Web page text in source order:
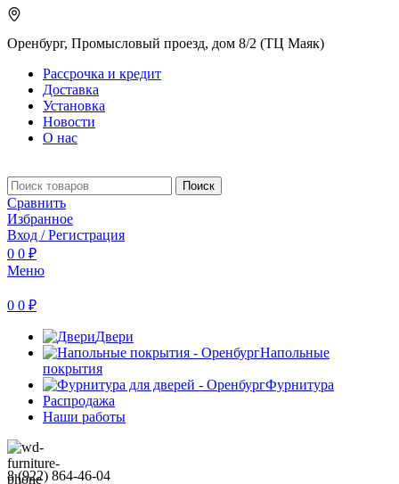
Оренбург, Промысловый проезд, дом 8/2 (ТЦ Маяк)
Рассрочка и кредит
Доставка
Установка
Новости
О нас
Поиск
Сравнить
Избранное
Вход / Регистрация
0 0 ₽
Меню
0 0 ₽
Двери
Напольные
покрытия
Фурнитура
Распродажа
Наши работы
8 (922) 864-46-04